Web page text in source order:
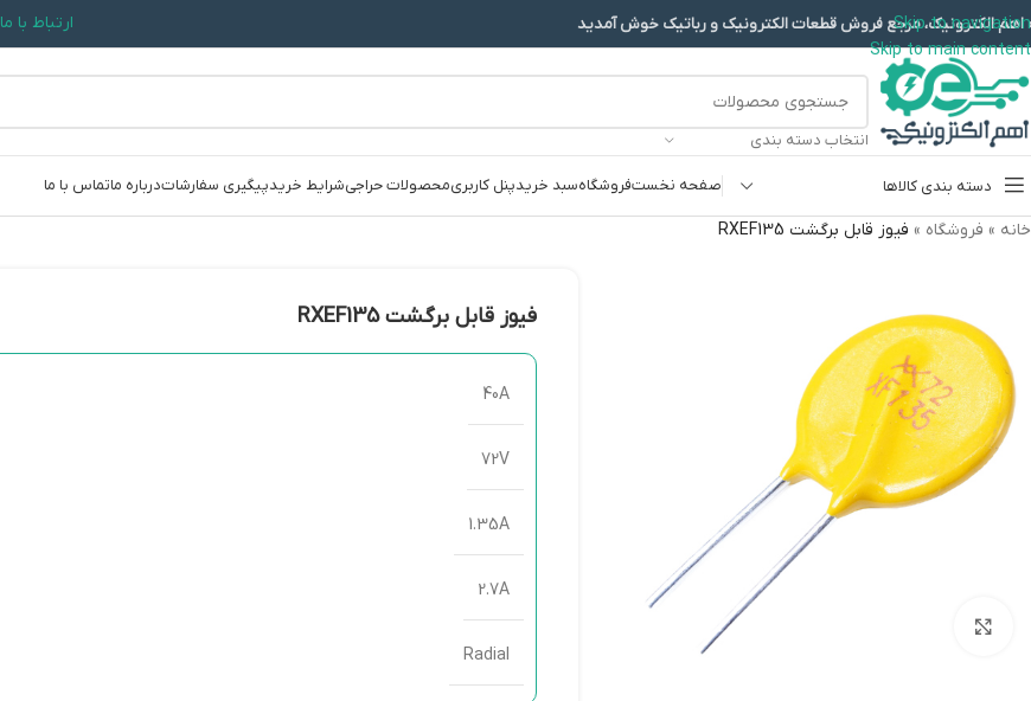
Skip to navigation
Skip to main content
اهم الکترونیک، مرجع فروش قطعات الکترونیک و رباتیک خوش آمدید ارتباط با ما
انتخاب دسته بندی
دسته بندی کالاها
سایر ماژول ها
سنسور بخار سرد
کی پد و جوی استیک
ماژول GPS-GPRS
ماژول رله و سوییچ
ماژول های RF
صفحه نخستفروشگاهسبد خریدپنل کاربریمحصولات حراجیشرایط خریدپیگیری سفارشاتدرباره ماتماس با ما
خانه » فروشگاه » فیوز قابل برگشت RXEF135
فیوز قابل برگشت RXEF135
40A
72V
1.35A
2.7A
Radial